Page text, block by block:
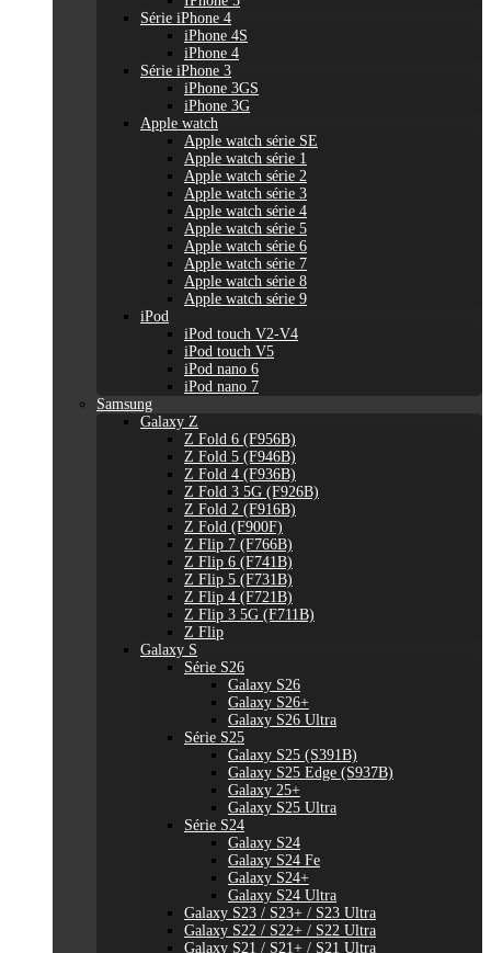
Série iPhone 4
iPhone 4S
iPhone 4
Série iPhone 3
iPhone 3GS
iPhone 3G
Apple watch
Apple watch série SE
Apple watch série 1
Apple watch série 2
Apple watch série 3
Apple watch série 4
Apple watch série 5
Apple watch série 6
Apple watch série 7
Apple watch série 8
Apple watch série 9
iPod
iPod touch V2-V4
iPod touch V5
iPod nano 6
iPod nano 7
Samsung
Galaxy Z
Z Fold 6 (F956B)
Z Fold 5 (F946B)
Z Fold 4 (F936B)
Z Fold 3 5G (F926B)
Z Fold 2 (F916B)
Z Fold (F900F)
Z Flip 7 (F766B)
Z Flip 6 (F741B)
Z Flip 5 (F731B)
Z Flip 4 (F721B)
Z Flip 3 5G (F711B)
Z Flip
Galaxy S
Série S26
Galaxy S26
Galaxy S26+
Galaxy S26 Ultra
Série S25
Galaxy S25 (S391B)
Galaxy S25 Edge (S937B)
Galaxy 25+
Galaxy S25 Ultra
Série S24
Galaxy S24
Galaxy S24 Fe
Galaxy S24+
Galaxy S24 Ultra
Galaxy S23 / S23+ / S23 Ultra
Galaxy S22 / S22+ / S22 Ultra
Galaxy S21 / S21+ / S21 Ultra